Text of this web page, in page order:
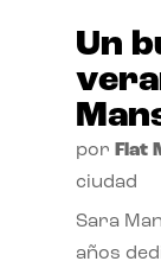
Un
por Flat
ciudad
Sara
años